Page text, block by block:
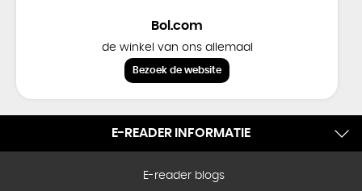
Bol.com
de winkel van ons allemaal
Bezoek de website
E-READER INFORMATIE
E-reader blogs